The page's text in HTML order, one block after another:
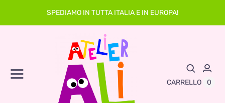
SPEDIAMO IN TUTTA ITALIA E IN EUROPA!
Toggle
Navigation
CARRELLO 0